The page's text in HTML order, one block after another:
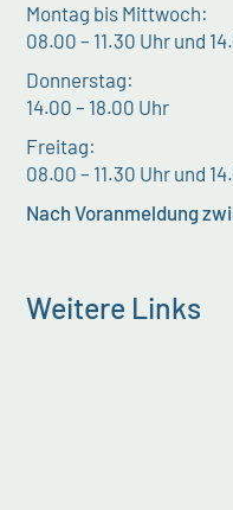
Montag bis Mittwoch:
08.00 – 11.30 Uhr und
Donnerstag:
14.00 – 18.00 Uhr
Freitag:
08.00 – 11.30 Uhr und
Nach Voranmeldung
Weitere Links